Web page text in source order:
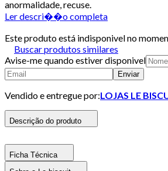
anormalidade, recuse.
Ler descri��o completa
Este produto está indisponivel no
Buscar produtos similares
Avise-me quando estiver disponivel
Enviar
Vendido e entregue por:LOJAS LE
Descrição do produto
Ficha Técnica